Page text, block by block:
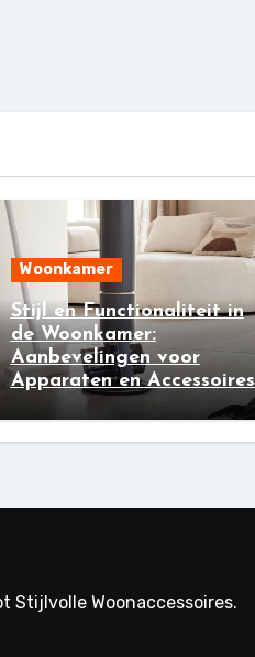
Woonkamer
Stijl en Functionaliteit in
de Woonkamer:
Aanbevelingen voor
Apparaten en Accessoires
Stijlvolle Woonaccessoires.